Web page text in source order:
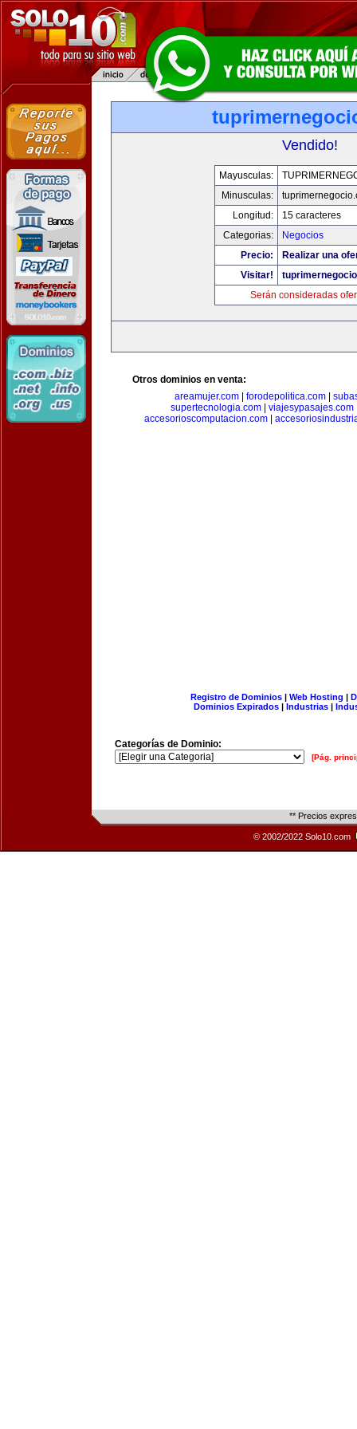
Vendido!
Mayusculas:
Minusculas:
Longitud:
15 caracteres
Categorias:
Negocios
Precio:
Realizar una
Visitar!
Serán consideradas
Otros dominios en venta:
areamujer.com
forodepolitica.com
supertecnologia.com| viajesypasajes.com
accesorioscomputacion.com
Registro de Dominios| Web Hosting |
Dominios Expirados | Industrias |
Categorías de Dominio:
[Pág.
** Precios
© 2002/2022 Solo10.com